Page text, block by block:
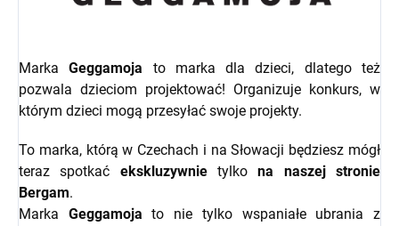
MarkaGeggamoja to marka dla dzieci, dlatego też
pozwala dzieciom projektować! Organizuje konkurs, w
którym dzieci mogą przesyłać swoje projekty.
To marka, którą w Czechach i na Słowacji będziesz mógł
teraz spotkać ekskluzywnietylkona naszej stronie
Bergam.
Marka Geggamoja to nie tylko wspaniałe ubrania z